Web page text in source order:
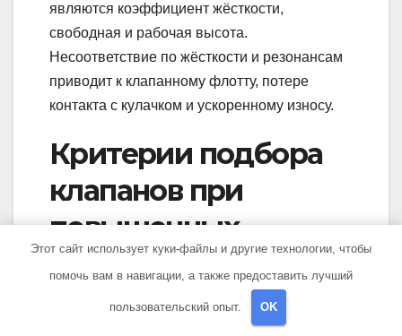
являются коэффициент жёсткости,
свободная и рабочая высота.
Несоответствие по жёсткости и резонансам
приводит к клапанному флотту, потере
контакта с кулачком и ускоренному износу.
Критерии подбора
клапанов при
повышенных
оборотах и
температурных
Этот сайт использует куки-файлы и другие технологии, чтобы
помочь вам в навигации, а также предоставить лучший
пользовательский опыт. OK